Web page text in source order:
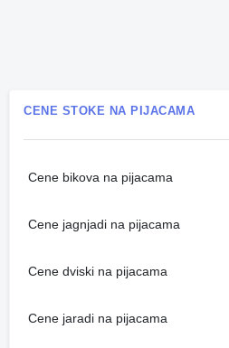
CENE STOKE NA PIJACAMA
Cene bikova na pijacama
Cene jagnjadi na pijacama
Cene dviski na pijacama
Cene jaradi na pijacama